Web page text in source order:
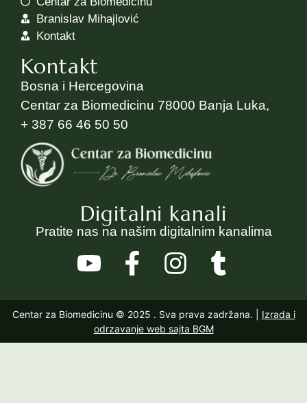
Branislav Mihajlović
Kontakt
Kontakt
Bosna i Hercegovina
Centar za Biomedicinu 78000 Banja Luka,
+ 387 66 46 50 50
Digitalni kanali
Pratite nas na našim digitalnim kanalima
Centar za Biomedicinu © 2025 . Sva prava zadržana. | Izrada i
odrzavanje web sajta BGM